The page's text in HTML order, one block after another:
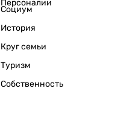
Персоналии
Социум
История
Круг семьи
Туризм
Собственность